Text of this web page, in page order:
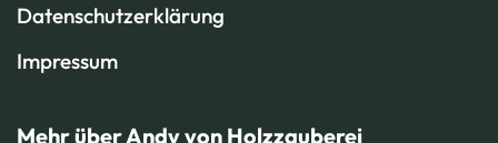
Datenschutzerklärung
Impressum
Mehr über Andy von Holzzauberei